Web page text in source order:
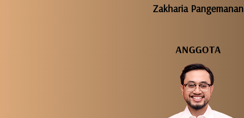
Zakharia Pangemanan
ANGGOTA